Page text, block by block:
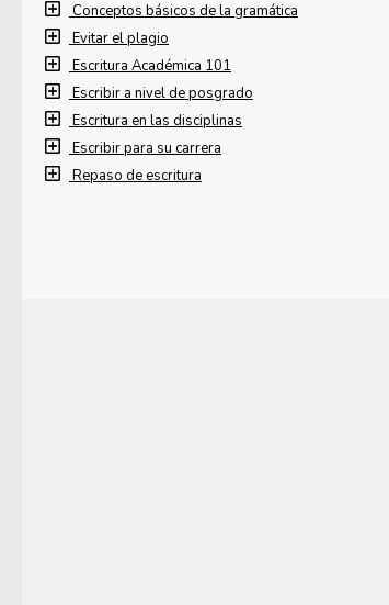
Conceptos básicos de la gramática
Evitar el plagio
Escritura Académica 101
Escribir a nivel de posgrado
Escritura en las disciplinas
Escribir para su carrera
Repaso de escritura